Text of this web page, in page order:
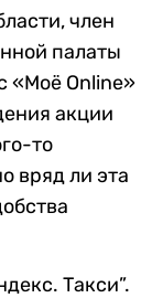
член
палаты
«Моё Online»
акции
то
вряд ли эта
Такси”.